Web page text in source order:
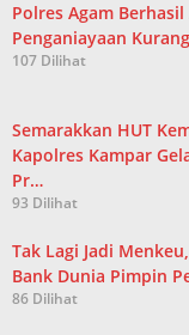
Polres Agam
Penganiayaan
107 Dilihat
Semarakkan HUT
Kapolres Kampar
Pr…
93 Dilihat
Tak Lagi Jadi
Bank Dunia Pimpin
86 Dilihat